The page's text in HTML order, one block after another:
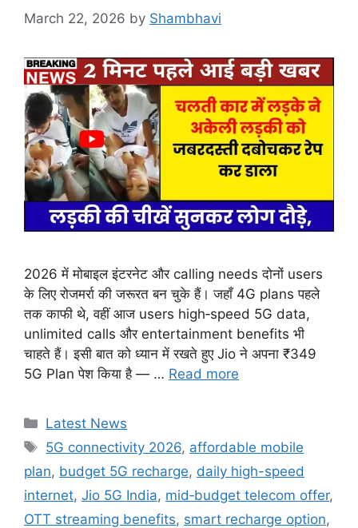
March 22, 2026 by Shambhavi
2026 में मोबाइल इंटरनेट और calling needs दोनों users
के लिए रोजमर्रा की जरूरत बन चुके हैं। जहाँ 4G plans पहले
तक काफी थे, वहीं आज users high‑speed 5G data,
unlimited calls और entertainment benefits भी
चाहते हैं। इसी बात को ध्यान में रखते हुए Jio ने अपना ₹349
5G Plan पेश किया है — … Read more
Categories
Latest News
Tags
5G connectivity 2026, affordable mobile
plan, budget 5G recharge, daily high-speed
internet, Jio 5G India, mid‑budget telecom offer,
OTT streaming benefits, smart recharge option,